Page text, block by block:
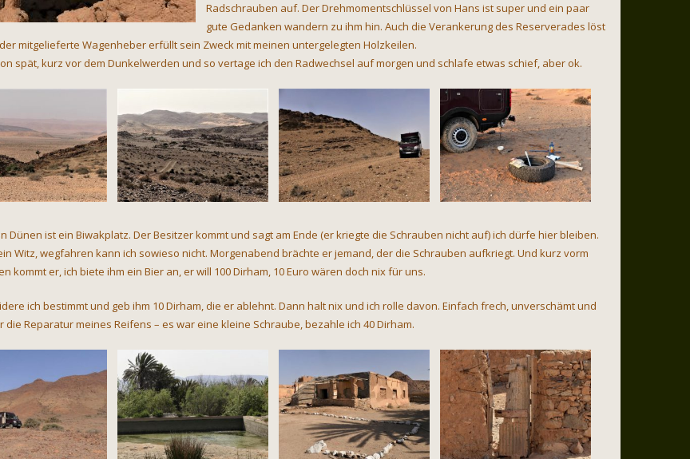
Radschrauben auf. Der Drehmomentschlüssel von Hans ist super und ein paar
gute Gedanken wandern zu ihm hin. Auch die Verankerung des Reserverades löst
mitgelieferte Wagenheber erfüllt sein Zweck mit meinen untergelegten Holzkeilen.
spät, kurz vor dem Dunkelwerden und so vertage ich den Radwechsel auf morgen und schlafe etwas schief, aber ok.
Dünen ist ein Biwakplatz. Der Besitzer kommt und sagt am Ende (er kriegte die Schrauben nicht auf) ich dürfe hier bleiben.
Witz, wegfahren kann ich sowieso nicht. Morgenabend brächte er jemand, der die Schrauben aufkriegt. Und kurz vorm
kommt er, ich biete ihm ein Bier an, er will 100 Dirham, 10 Euro wären doch nix für uns.
ich bestimmt und geb ihm 10 Dirham, die er ablehnt. Dann halt nix und ich rolle davon. Einfach frech, unverschämt und
die Reparatur meines Reifens – es war eine kleine Schraube, bezahle ich 40 Dirham.